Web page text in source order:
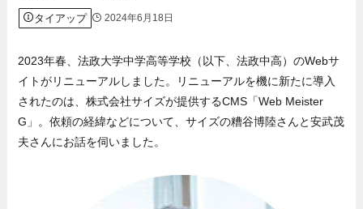
タイアップ 2024年6月18日
2023年春、法政大学中学高等学校（以下、法政中高）のWebサ
イトがリニューアルしました。リニューアルを機に新たに導入
されたのは、株式会社サイズが提供するCMS「Web Meister
G」。依頼の経緯などについて、サイズの糟谷博陸さんと安武茂
夫さんにお話を伺いました。